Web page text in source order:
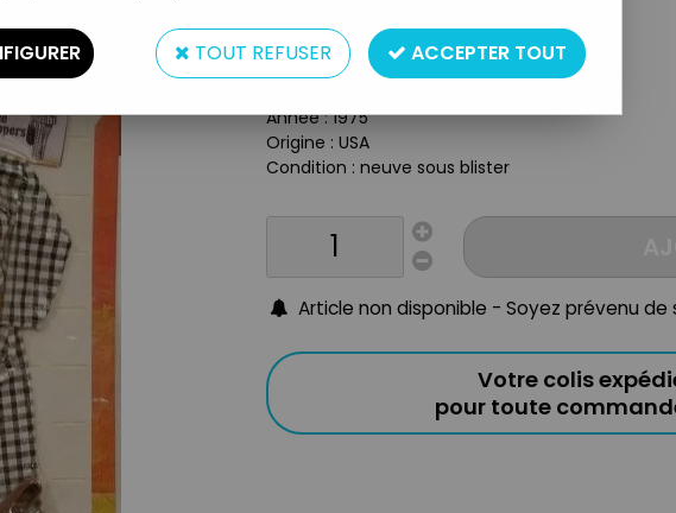
Type : tenue pour mannequin articulé
Matière : plastique et tissus
Année : 1975
Origine : USA
Condition : neuve sous blister
Article non disponible - Soyez prévenu
Votre colis
pour toute
TOUT REFUSER ACCEPTER TOUT